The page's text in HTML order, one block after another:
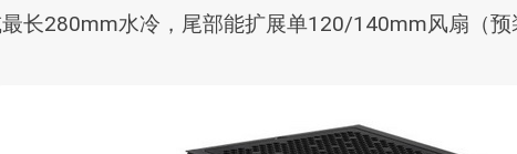
长280mm水冷，尾部能扩展单120/140mm风扇（预